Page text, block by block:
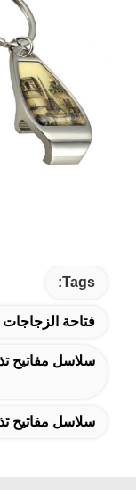
Tags:
فتاحة
سلاسل مفاتيح
سلاسل مفاتيح